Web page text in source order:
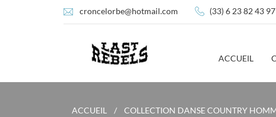
croncelorbe@hotmail.com (33) 6 23 82 43 97
ACCUEIL
ACCUEIL COLLECTION DANSE COUNTRY